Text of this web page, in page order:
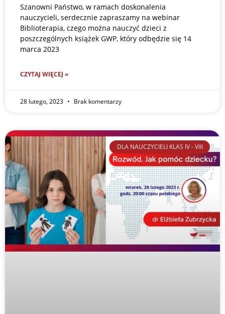
Szanowni Państwo, w ramach doskonalenia
nauczycieli, serdecznie zapraszamy na webinar
Biblioterapia, czego można nauczyć dzieci z
poszczególnych książek GWP, który odbędzie się 14
marca 2023
CZYTAJ WIĘCEJ »
28 lutego, 2023 Brak komentarzy
DLA NAUCZYCIELI KLAS IV - VIII